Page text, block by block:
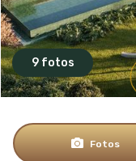
9 fotos
Fotos